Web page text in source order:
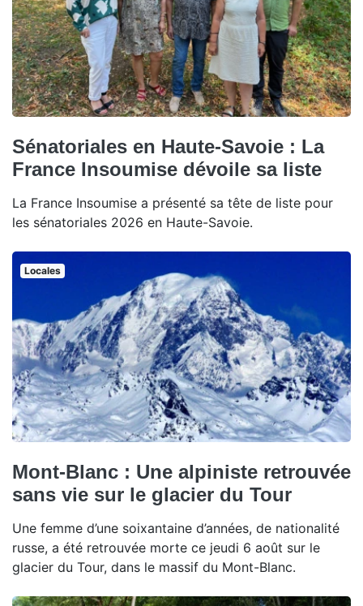
Sénatoriales en Haute-Savoie : La
France Insoumise dévoile sa liste
La France Insoumise a présenté sa tête de liste pour
les sénatoriales 2026 en Haute-Savoie.
Locales
Mont-Blanc : Une alpiniste retrouvée
sans vie sur le glacier du Tour
Une femme d’une soixantaine d’années, de nationalité
russe, a été retrouvée morte ce jeudi 6 août sur le
glacier du Tour, dans le massif du Mont-Blanc.